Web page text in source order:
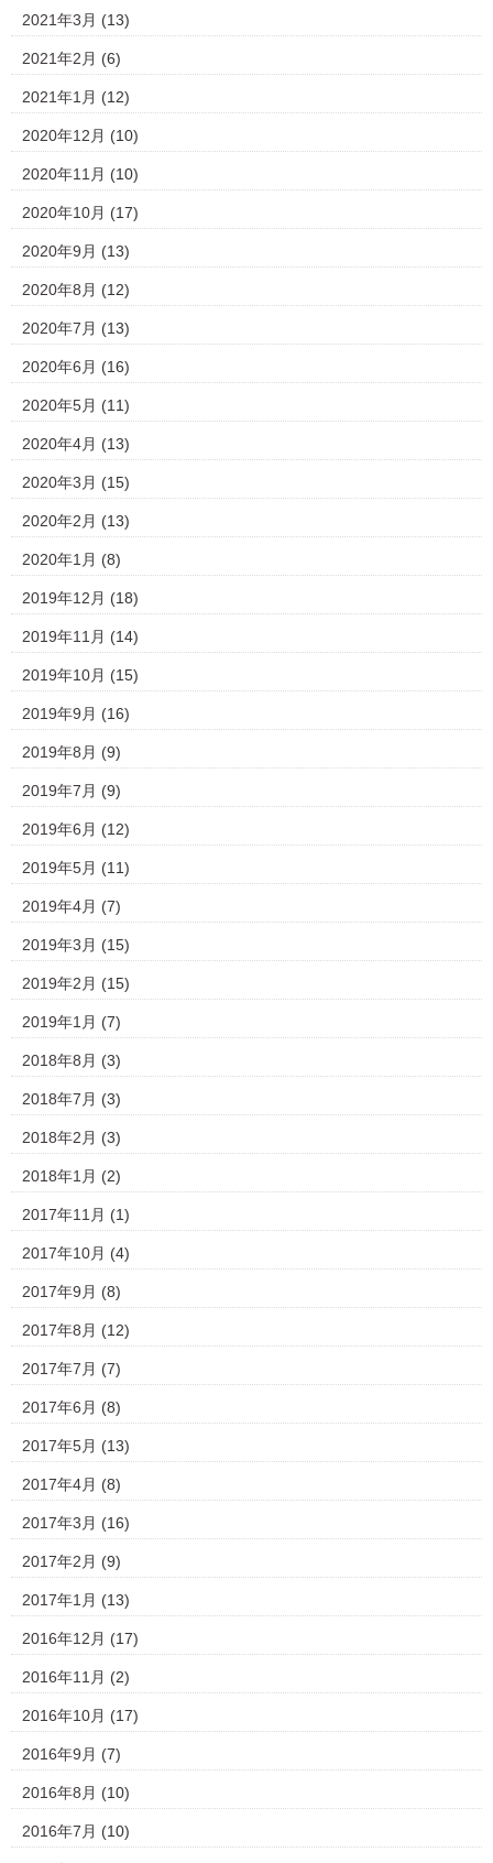
2021年3月 (13)
2021年2月 (6)
2021年1月 (12)
2020年12月 (10)
2020年11月 (10)
2020年10月 (17)
2020年9月 (13)
2020年8月 (12)
2020年7月 (13)
2020年6月 (16)
2020年5月 (11)
2020年4月 (13)
2020年3月 (15)
2020年2月 (13)
2020年1月 (8)
2019年12月 (18)
2019年11月 (14)
2019年10月 (15)
2019年9月 (16)
2019年8月 (9)
2019年7月 (9)
2019年6月 (12)
2019年5月 (11)
2019年4月 (7)
2019年3月 (15)
2019年2月 (15)
2019年1月 (7)
2018年8月 (3)
2018年7月 (3)
2018年2月 (3)
2018年1月 (2)
2017年11月 (1)
2017年10月 (4)
2017年9月 (8)
2017年8月 (12)
2017年7月 (7)
2017年6月 (8)
2017年5月 (13)
2017年4月 (8)
2017年3月 (16)
2017年2月 (9)
2017年1月 (13)
2016年12月 (17)
2016年11月 (2)
2016年10月 (17)
2016年9月 (7)
2016年8月 (10)
2016年7月 (10)